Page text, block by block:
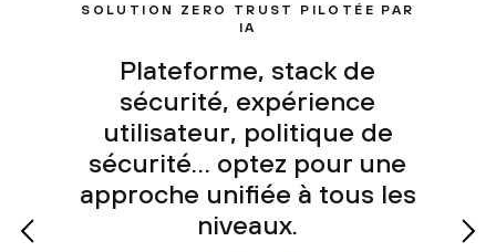
SOLUTION ZERO TRUST PILOTÉE PAR
IA
Plateforme, stack de
sécurité, expérience
utilisateur, politique de
sécurité… optez pour une
approche unifiée à tous les
niveaux.